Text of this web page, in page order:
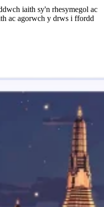
iaith sy'n rhesymegol ac
ac agorwch y drws i ffordd